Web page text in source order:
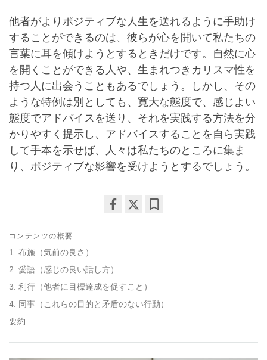
他者がよりポジティブな人生を送れるように手助け
することができるのは、彼らが心を開いて私たちの
言葉に耳を傾けようとするときだけです。自然に心
を開くことができる人や、生まれつきカリスマ性を
持つ人に出会うこともあるでしょう。しかし、その
ような特例は別としても、寛大な態度で、感じよい
態度でアドバイスを送り、それを実践する方法を分
かりやすく提示し、アドバイスすることを自ら実践
して手本を示せば、人々は私たちのところに集ま
り、ポジティブな影響を受けようとするでしょう。
コンテンツの概要
1. 布施（気前の良さ）
2. 愛語（感じの良い話し方）
3. 利行（他者に目標達成を促すこと）
4. 同事（これらの目的と矛盾のない行動）
要約